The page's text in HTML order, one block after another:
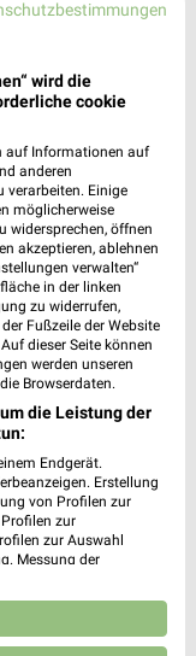
& Aktionen
in
wird die
cookie
auf Informationen auf
anderen
verarbeiten. Einige
möglicherweise
widersprechen, öffnen
akzeptieren, ablehnen
verwalten“
in der linken
zu widerrufen,
Fußzeile der Website
dieser Seite können
werden unseren
Browserdaten.
die Leistung der
Endgerät.
Erstellung
von Profilen zur
zur
zur Auswahl
Messung der
Entwicklung und
Daten zur Auswahl